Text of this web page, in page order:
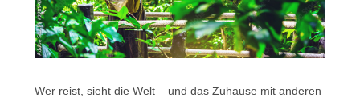
Wer reist, sieht die Welt – und das Zuhause mit anderen